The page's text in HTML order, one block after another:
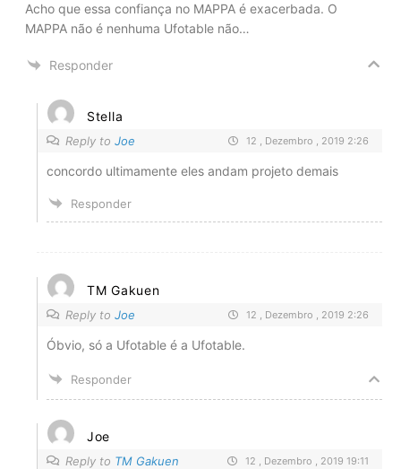
Acho que essa confiança no MAPPA é exacerbada. O
MAPPA não é nenhuma Ufotable não…
Responder
Stella
Reply to Joe 12 , Dezembro , 2019 2:26
concordo ultimamente eles andam projeto demais
Responder
TM Gakuen
Reply to Joe 12 , Dezembro , 2019 2:26
Óbvio, só a Ufotable é a Ufotable.
Responder
Joe
Reply to TM Gakuen 12 , Dezembro , 2019 19:11